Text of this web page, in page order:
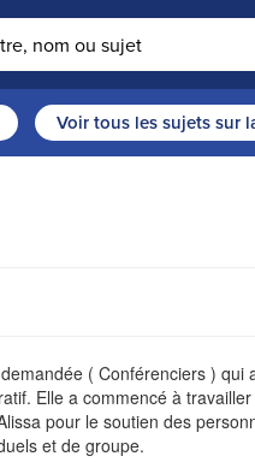
Voir tous les sujets sur
( Conférenciers )
Elle a commencé à
pour le soutien des
et de groupe.